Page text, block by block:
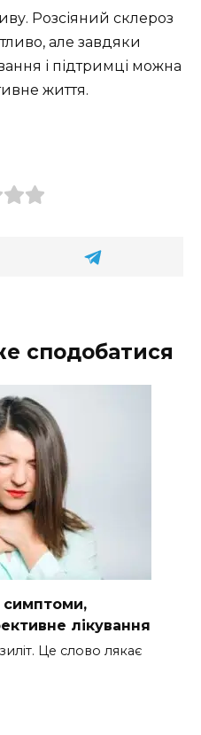
Розсіяний склероз
але завдяки
і підтримці можна
життя.
сподобатися
симптоми,
лікування
Це слово лякає